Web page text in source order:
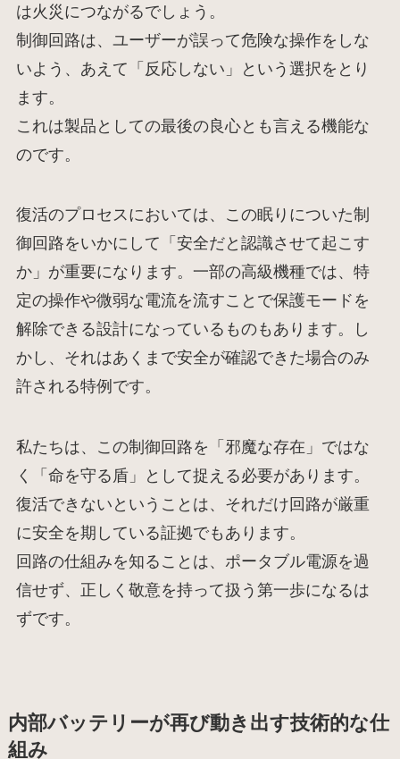
は火災につながるでしょう。
制御回路は、ユーザーが誤って危険な操作をしな
いよう、あえて「反応しない」という選択をとり
ます。
これは製品としての最後の良心とも言える機能な
のです。
復活のプロセスにおいては、この眠りについた制
御回路をいかにして「安全だと認識させて起こす
か」が重要になります。一部の高級機種では、特
定の操作や微弱な電流を流すことで保護モードを
解除できる設計になっているものもあります。し
かし、それはあくまで安全が確認できた場合のみ
許される特例です。
私たちは、この制御回路を「邪魔な存在」ではな
く「命を守る盾」として捉える必要があります。
復活できないということは、それだけ回路が厳重
に安全を期している証拠でもあります。
回路の仕組みを知ることは、ポータブル電源を過
信せず、正しく敬意を持って扱う第一歩になるは
ずです。
内部バッテリーが再び動き出す技術的な仕
組み